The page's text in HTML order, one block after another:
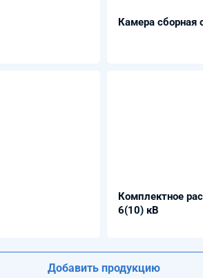
Камера сборная
Комплектное
6(10) кВ
Добавить продукцию